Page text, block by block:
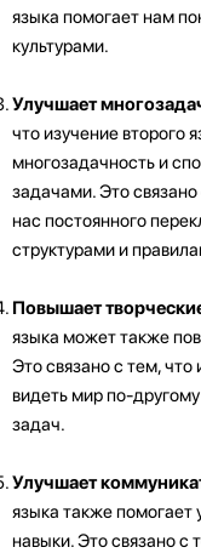
языка помогает нам
культурами.
Улучшает
что изучение второго
многозадачность и
задачами. Это связано
нас постоянного
структурами и
Повышает
языка может также
Это связано с тем,
видеть мир по-
задач.
Улучшает
языка также
навыки. Это связано с